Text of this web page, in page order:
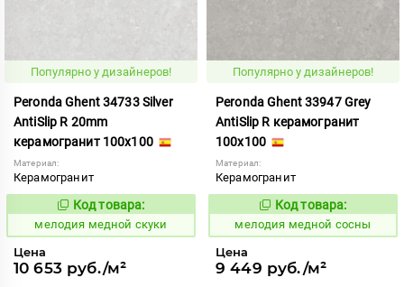
Популярно у дизайнеров!
Peronda Ghent 34733 Silver
AntiSlip R 20mm
керамогранит 100x100
Материал:
Керамогранит
959969
Код товара:
мелодия медной скуки
Цена
10 653 руб./м²
Популярно у дизайнеров!
Peronda Ghent 33947 Grey
AntiSlip R керамогранит
100x100
Материал:
Керамогранит
959972
Код товара:
мелодия медной сосны
Цена
9 449 руб./м²